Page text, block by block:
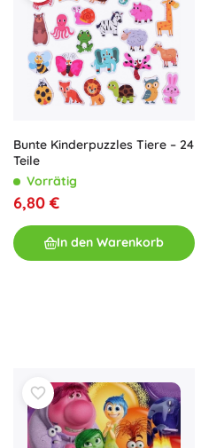
Bunte Kinderpuzzles Tiere – 24
Teile
Vorrätig
6,80 €
In den Warenkorb